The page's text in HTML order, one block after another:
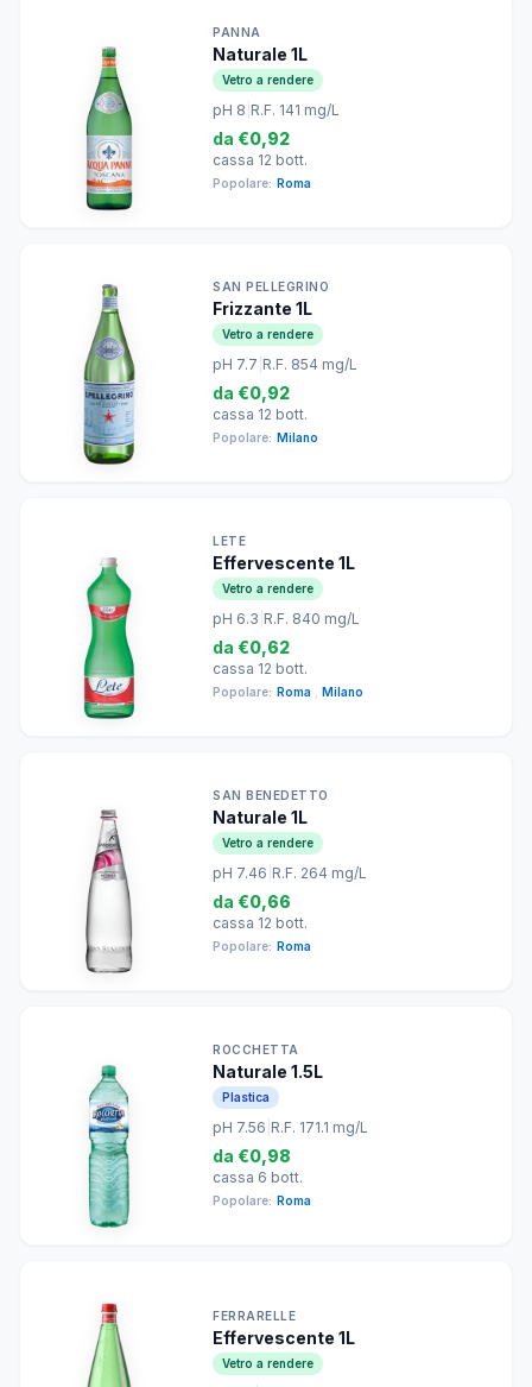
PANNA
Naturale 1L
Vetro a rendere
pH 8 R.F. 141 mg/L
da €0,92
cassa 12 bott.
Popolare: Roma
SAN PELLEGRINO
Frizzante 1L
Vetro a rendere
pH 7.7 R.F. 854 mg/L
da €0,92
cassa 12 bott.
Popolare: Milano
LETE
Effervescente 1L
Vetro a rendere
pH 6.3 R.F. 840 mg/L
da €0,62
cassa 12 bott.
Popolare: Roma Milano
SAN BENEDETTO
Naturale 1L
Vetro a rendere
pH 7.46 R.F. 264 mg/L
da €0,66
cassa 12 bott.
Popolare: Roma
ROCCHETTA
Naturale 1.5L
Plastica
pH 7.56 R.F. 171.1 mg/L
da €0,98
cassa 6 bott.
Popolare: Roma
FERRARELLE
Effervescente 1L
Vetro a rendere